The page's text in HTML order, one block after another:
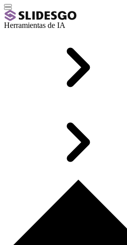
Herramientas de IA